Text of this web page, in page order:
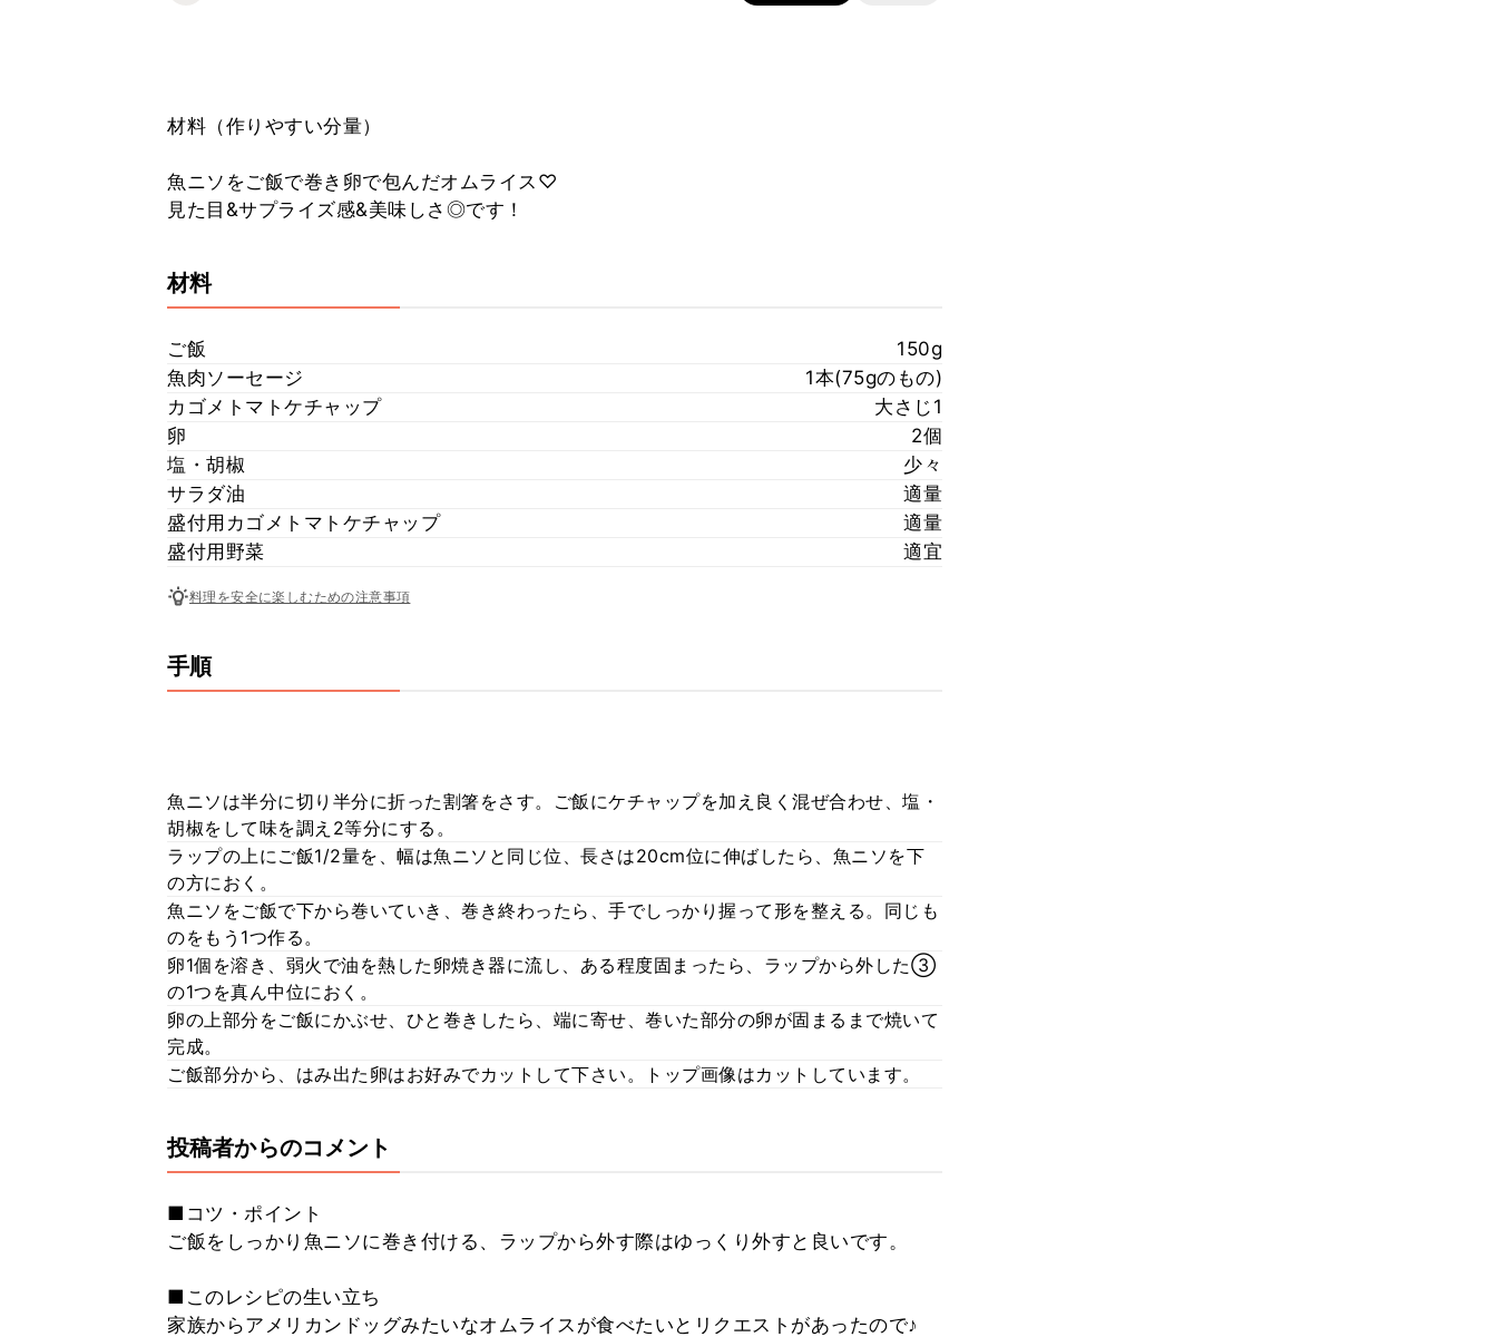
材料（作りやすい分量）
魚ニソをご飯で巻き卵で包んだオムライス♡
見た目&サプライズ感&美味しさ◎です！
材料
ご飯
150g
魚肉ソーセージ
1本(75gのもの)
カゴメトマトケチャップ
大さじ1
卵
2個
塩・胡椒
少々
サラダ油
適量
盛付用カゴメトマトケチャップ
適量
盛付用野菜
適宜
料理を安全に楽しむための注意事項
手順
魚ニソは半分に切り半分に折った割箸をさす。ご飯にケチャップを加え良く混ぜ合わせ、塩・
胡椒をして味を調え2等分にする。
ラップの上にご飯1/2量を、幅は魚ニソと同じ位、長さは20cm位に伸ばしたら、魚ニソを下
の方におく。
魚ニソをご飯で下から巻いていき、巻き終わったら、手でしっかり握って形を整える。同じも
のをもう1つ作る。
卵1個を溶き、弱火で油を熱した卵焼き器に流し、ある程度固まったら、ラップから外した③
の1つを真ん中位におく。
卵の上部分をご飯にかぶせ、ひと巻きしたら、端に寄せ、巻いた部分の卵が固まるまで焼いて
完成。
ご飯部分から、はみ出た卵はお好みでカットして下さい。トップ画像はカットしています。
投稿者からのコメント
■コツ・ポイント
ご飯をしっかり魚ニソに巻き付ける、ラップから外す際はゆっくり外すと良いです。
■このレシピの生い立ち
家族からアメリカンドッグみたいなオムライスが食べたいとリクエストがあったので♪